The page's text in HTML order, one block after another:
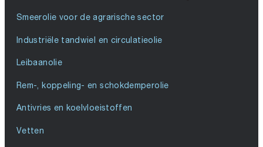
Smeerolie voor de agrarische sector
Industriële tandwiel en circulatieolie
Leibaanolie
Rem-, koppeling- en schokdemperolie
Antivries en koelvloeistoffen
Vetten